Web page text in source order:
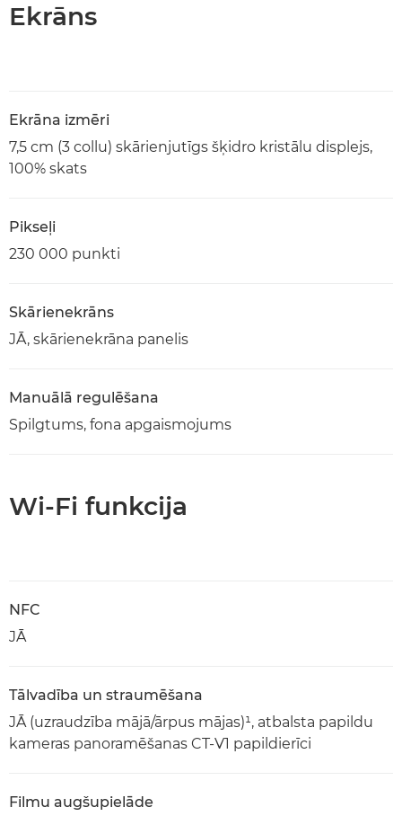
Ekrāns
Ekrāna izmēri
7,5 cm (3 collu) skārienjutīgs šķidro kristālu displejs,
100% skats
Pikseļi
230 000 punkti
Skārienekrāns
JĀ, skārienekrāna panelis
Manuālā regulēšana
Spilgtums, fona apgaismojums
Wi-Fi funkcija
NFC
JĀ
Tālvadība un straumēšana
JĀ (uzraudzība mājā/ārpus mājas)¹, atbalsta papildu
kameras panoramēšanas CT-V1 papildierīci
Filmu augšupielāde